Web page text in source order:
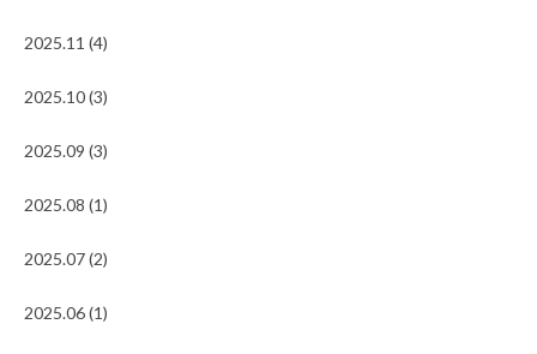
2025.11 (4)
2025.10 (3)
2025.09 (3)
2025.08 (1)
2025.07 (2)
2025.06 (1)